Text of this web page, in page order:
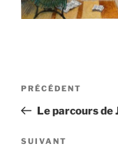
Navigation
l’article
Article
précédent
PRÉCÉDENT
Le parcours de
Article
SUIVANT